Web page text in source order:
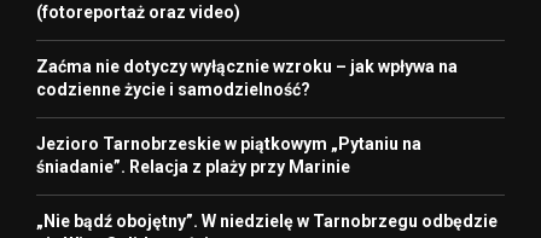
(fotoreportaż oraz video)
Zaćma nie dotyczy wyłącznie wzroku – jak wpływa na
codzienne życie i samodzielność?
Jezioro Tarnobrzeskie w piątkowym „Pytaniu na
śniadanie”. Relacja z plaży przy Marinie
„Nie bądź obojętny”. W niedzielę w Tarnobrzegu odbędzie